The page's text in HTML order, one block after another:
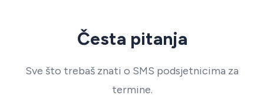
Česta pitanja
Sve što trebaš znati o SMS podsjetnicima za
termine.